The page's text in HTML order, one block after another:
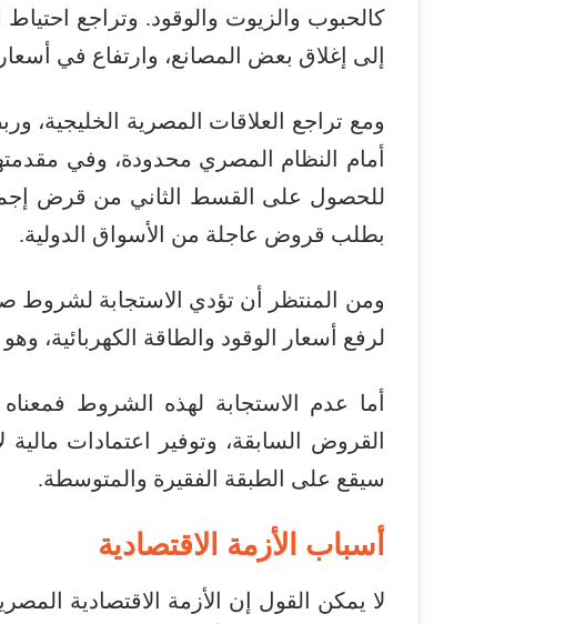
كالحبوب والزيوت والوقود. وتراجع
إلى إغلاق بعض المصانع، وارتفاع في
ومع تراجع العلاقات المصرية الخليجية،
أمام النظام المصري محدودة، وفي
بطلب قروض عاجلة من الأسواق الدولية.
ومن المنتظر أن تؤدي الاستجابة لشروط
لرفع أسعار الوقود والطاقة الكهربائية،
أما عدم الاستجابة لهذه الشروط
القروض السابقة، وتوفير اعتمادات مالية
سيقع على الطبقة الفقيرة والمتوسطة.
أسباب الأزمة الاقتصادية
لا يمكن القول إن الأزمة الاقتصادية